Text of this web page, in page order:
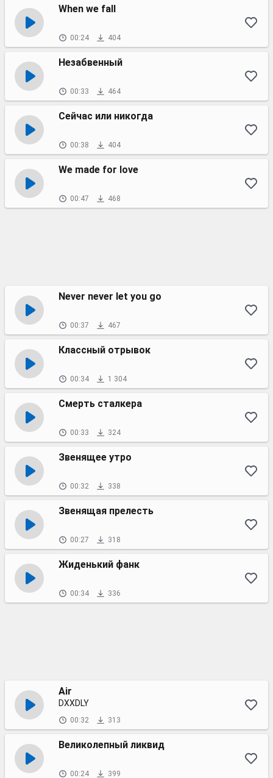
When we fall
00:24 404
Незабвенный
00:33 464
Сейчас или никогда
00:38 404
We made for love
00:47 468
Never never let you go
00:37 467
Классный отрывок
00:34 1 304
Смерть сталкера
00:33 324
Звенящее утро
00:32 338
Звенящая прелесть
00:27 318
Жиденький фанк
00:34 336
Air
DXXDLY
00:32 313
Великолепный ликвид
00:24 399